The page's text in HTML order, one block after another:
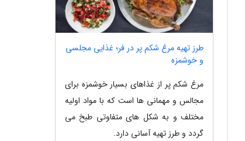
طرز تهیه مرغ شکم پر در فر؛ غذایی مجلسی
و خوشمزه
مرغ شکم پر از غذاهای بسیار خوشمزه برای
مجالس و مهمانی ها است که با مواد اولیه
مختلف و به شکل های متفاوتی طبخ می
گردد و طرز تهیه آسانی دارد.